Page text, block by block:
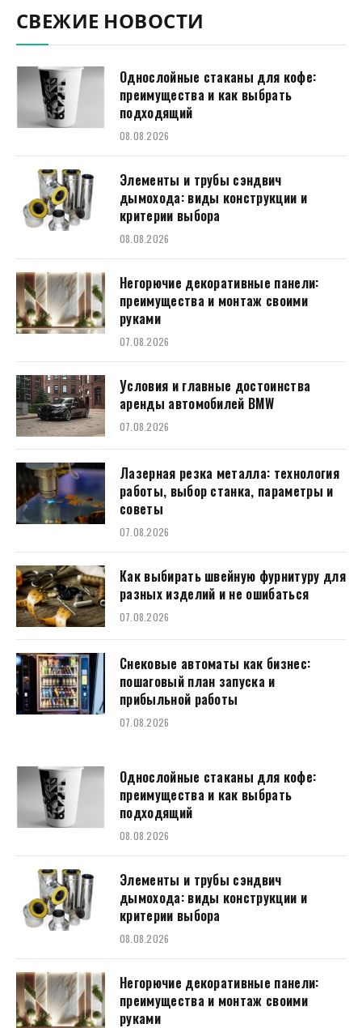
СВЕЖИЕ НОВОСТИ
Однослойные стаканы для кофе:
преимущества и как выбрать
подходящий
08.08.2026
Элементы и трубы сэндвич
дымохода: виды конструкции и
критерии выбора
08.08.2026
Негорючие декоративные панели:
преимущества и монтаж своими
руками
07.08.2026
Условия и главные достоинства
аренды автомобилей BMW
07.08.2026
Лазерная резка металла: технология
работы, выбор станка, параметры и
советы
07.08.2026
Как выбирать швейную фурнитуру для
разных изделий и не ошибаться
07.08.2026
Снековые автоматы как бизнес:
пошаговый план запуска и
прибыльной работы
07.08.2026
Однослойные стаканы для кофе:
преимущества и как выбрать
подходящий
08.08.2026
Элементы и трубы сэндвич
дымохода: виды конструкции и
критерии выбора
08.08.2026
Негорючие декоративные панели:
преимущества и монтаж своими
руками